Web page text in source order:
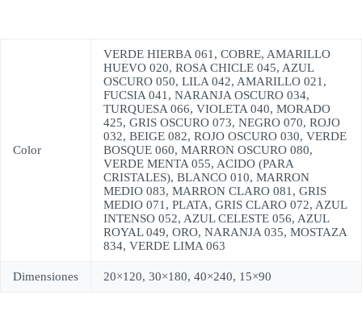
Color
VERDE HIERBA 061, COBRE, AMARILLO
HUEVO 020, ROSA CHICLE 045, AZUL
OSCURO 050, LILA 042, AMARILLO 021,
FUCSIA 041, NARANJA OSCURO 034,
TURQUESA 066, VIOLETA 040, MORADO
425, GRIS OSCURO 073, NEGRO 070, ROJO
032, BEIGE 082, ROJO OSCURO 030, VERDE
BOSQUE 060, MARRON OSCURO 080,
VERDE MENTA 055, ACIDO (PARA
CRISTALES), BLANCO 010, MARRON
MEDIO 083, MARRON CLARO 081, GRIS
MEDIO 071, PLATA, GRIS CLARO 072, AZUL
INTENSO 052, AZUL CELESTE 056, AZUL
ROYAL 049, ORO, NARANJA 035, MOSTAZA
834, VERDE LIMA 063
Dimensiones 20×120, 30×180, 40×240, 15×90